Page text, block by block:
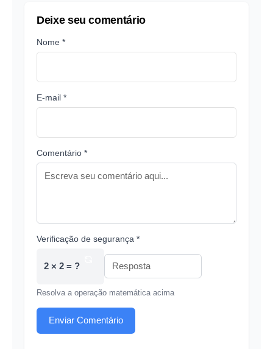
Deixe seu comentário
Nome *
E-mail *
Comentário *
Verificação de segurança *
2 × 2 = ?
Resolva a operação matemática acima
Enviar Comentário